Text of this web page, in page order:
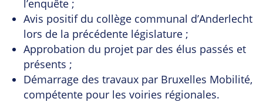
l’enquête ;
Avis positif du collège communal d’Anderlecht
lors de la précédente législature ;
Approbation du projet par des élus passés et
présents ;
Démarrage des travaux par Bruxelles Mobilité,
compétente pour les voiries régionales.